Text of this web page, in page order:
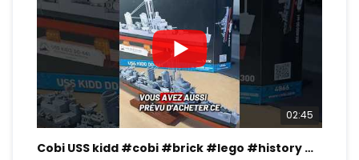
02:45
Cobi USS kidd #cobi #brick #lego #history #ww2